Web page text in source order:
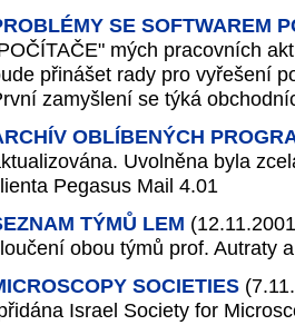
SE SOFTWAREM
mých pracovních
přinášet rady pro vyřešení
zamyšlení se týká
OBLÍBENÝCH
Uvolněna byla
Pegasus Mail 4.01
TÝMŮ LEM
obou týmů prof. Autraty
SOCIETIES
Israel Society for